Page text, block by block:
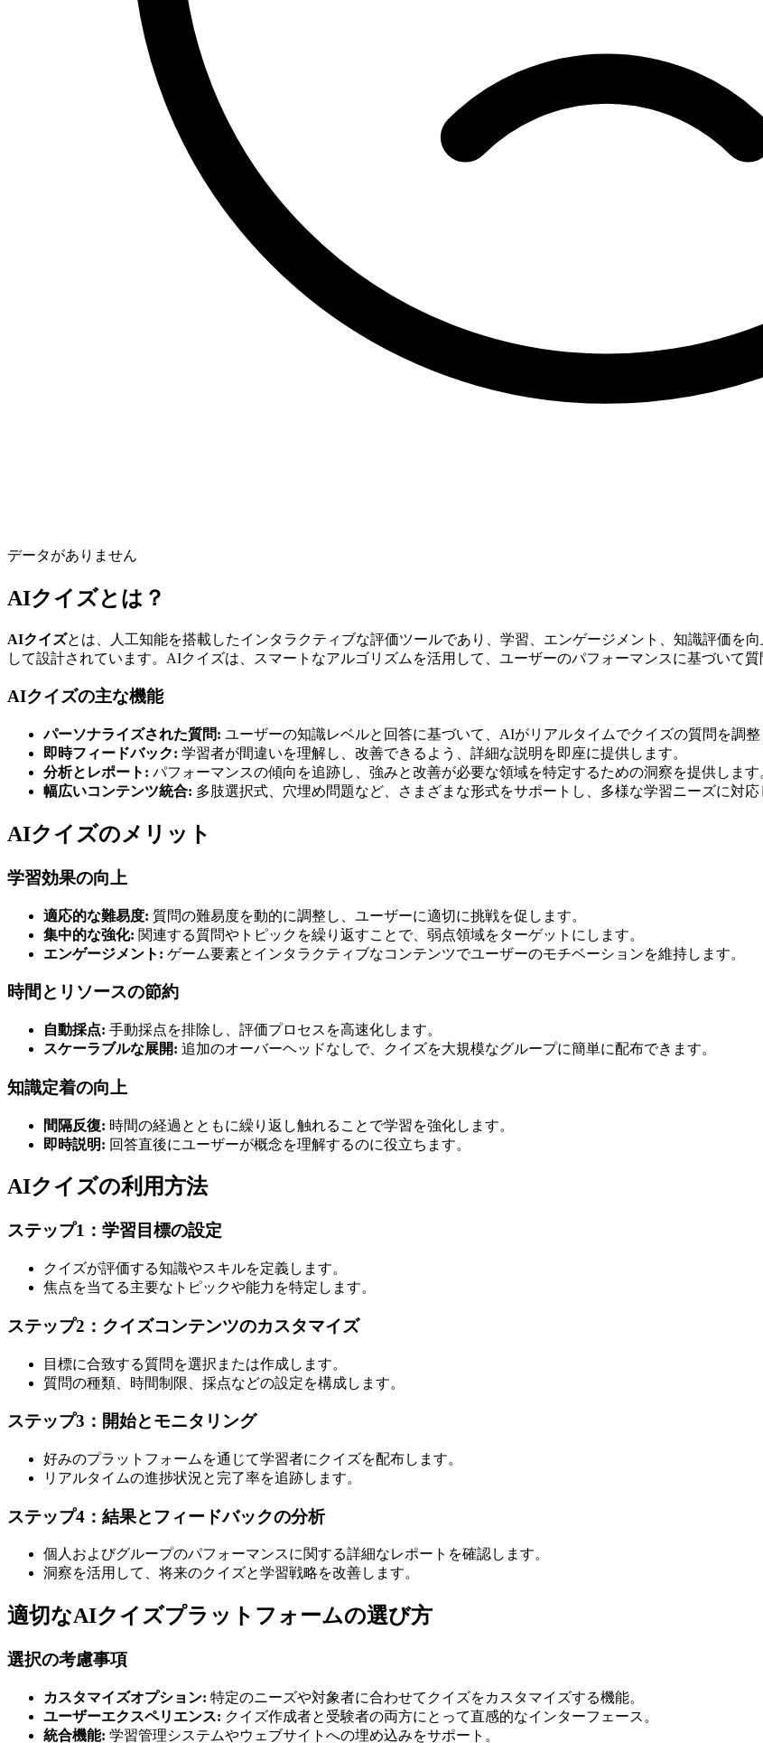
データがありません
AIクイズとは？
AIクイズとは、人工知能を搭載したインタラクティブな評価ツールであり、学習、エンゲージメント、知識評価を
して設計されています。AIクイズは、スマートなアルゴリズムを活用して、ユーザーのパフォーマンスに基づいて
AIクイズの主な機能
パーソナライズされた質問: ユーザーの知識レベルと回答に基づいて、AIがリアルタイムでクイズの質問を調整
即時フィードバック: 学習者が間違いを理解し、改善できるよう、詳細な説明を即座に提供します。
分析とレポート: パフォーマンスの傾向を追跡し、強みと改善が必要な領域を特定するための洞察を提供します
幅広いコンテンツ統合: 多肢選択式、穴埋め問題など、さまざまな形式をサポートし、多様な学習ニーズに対応
AIクイズのメリット
学習効果の向上
適応的な難易度: 質問の難易度を動的に調整し、ユーザーに適切に挑戦を促します。
集中的な強化: 関連する質問やトピックを繰り返すことで、弱点領域をターゲットにします。
エンゲージメント: ゲーム要素とインタラクティブなコンテンツでユーザーのモチベーションを維持します。
時間とリソースの節約
自動採点: 手動採点を排除し、評価プロセスを高速化します。
スケーラブルな展開: 追加のオーバーヘッドなしで、クイズを大規模なグループに簡単に配布できます。
知識定着の向上
間隔反復: 時間の経過とともに繰り返し触れることで学習を強化します。
即時説明: 回答直後にユーザーが概念を理解するのに役立ちます。
AIクイズの利用方法
ステップ1：学習目標の設定
クイズが評価する知識やスキルを定義します。
焦点を当てる主要なトピックや能力を特定します。
ステップ2：クイズコンテンツのカスタマイズ
目標に合致する質問を選択または作成します。
質問の種類、時間制限、採点などの設定を構成します。
ステップ3：開始とモニタリング
好みのプラットフォームを通じて学習者にクイズを配布します。
リアルタイムの進捗状況と完了率を追跡します。
ステップ4：結果とフィードバックの分析
個人およびグループのパフォーマンスに関する詳細なレポートを確認します。
洞察を活用して、将来のクイズと学習戦略を改善します。
適切なAIクイズプラットフォームの選び方
選択の考慮事項
カスタマイズオプション: 特定のニーズや対象者に合わせてクイズをカスタマイズする機能。
ユーザーエクスペリエンス: クイズ作成者と受験者の両方にとって直感的なインターフェース。
統合機能: 学習管理システムやウェブサイトへの埋め込みをサポート。